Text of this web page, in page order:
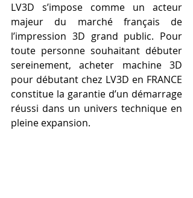
LV3D s’impose comme un acteur
majeur du marché français de
l’impression 3D grand public. Pour
toute personne souhaitant débuter
sereinement, acheter machine 3D
pour débutant chez LV3D en FRANCE
constitue la garantie d’un démarrage
réussi dans un univers technique en
pleine expansion.